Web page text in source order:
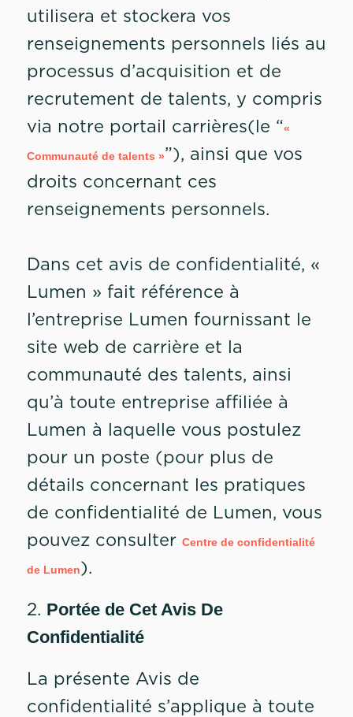
utilisera et stockera vos
renseignements personnels liés au
processus d’acquisition et de
recrutement de talents, y compris
via notre portail carrières(le “«
Communauté de talents »”), ainsi que vos
droits concernant ces
renseignements personnels.
Dans cet avis de confidentialité, «
Lumen » fait référence à
l’entreprise Lumen fournissant le
site web de carrière et la
communauté des talents, ainsi
qu’à toute entreprise affiliée à
Lumen à laquelle vous postulez
pour un poste (pour plus de
détails concernant les pratiques
de confidentialité de Lumen, vous
pouvez consulter Centre de confidentialité
de Lumen).
2. Portée de Cet Avis De
Confidentialité
La présente Avis de
confidentialité s’applique à toute